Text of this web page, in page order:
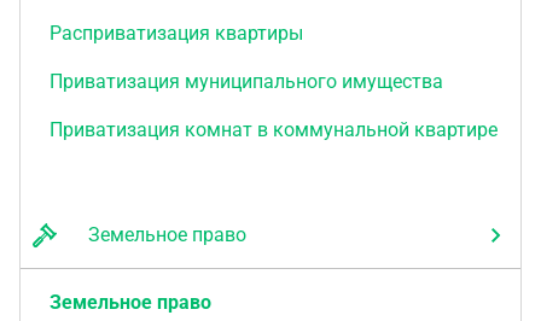
Расприватизация квартиры
Приватизация муниципального имущества
Приватизация комнат в коммунальной квартире
Земельное право
Земельное право